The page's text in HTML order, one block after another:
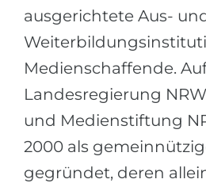
BERUFE
Berufe
Beispiel-Stellenangebote
BERUFSORIENTIERUNG
BEWERBEN FÜR
Medizin
Ingenieurwesen
Physik
Management
Anderes Fach
ausgerichtete Aus-
Medienschaffende.
Landesregierung
und Medienstiftung
2000 als
gegründet, deren